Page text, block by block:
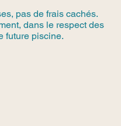
pas de frais cachés.
dans le respect des
future piscine.